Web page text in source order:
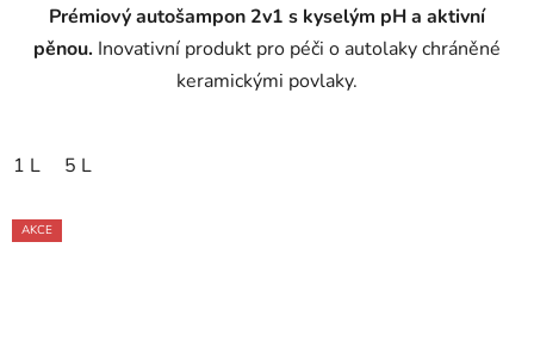
hvězdiček.
Prémiový autošampon 2v1 s kyselým pH a aktivní
pěnou. Inovativní produkt pro péči o autolaky chráněné
keramickými povlaky.
1 L 5 L
AKCE